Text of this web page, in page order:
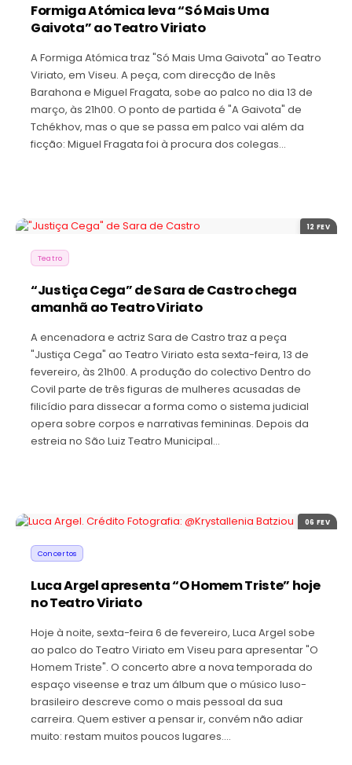
Formiga Atómica leva “Só Mais Uma
Gaivota” ao Teatro Viriato
A Formiga Atómica traz "Só Mais Uma Gaivota" ao Teatro
Viriato, em Viseu. A peça, com direcção de Inês
Barahona e Miguel Fragata, sobe ao palco no dia 13 de
março, às 21h00. O ponto de partida é "A Gaivota" de
Tchékhov, mas o que se passa em palco vai além da
ficção: Miguel Fragata foi à procura dos colegas…
12 FEV
Teatro
“Justiça Cega” de Sara de Castro chega
amanhã ao Teatro Viriato
A encenadora e actriz Sara de Castro traz a peça
"Justiça Cega" ao Teatro Viriato esta sexta-feira, 13 de
fevereiro, às 21h00. A produção do colectivo Dentro do
Covil parte de três figuras de mulheres acusadas de
filicídio para dissecar a forma como o sistema judicial
opera sobre corpos e narrativas femininas. Depois da
estreia no São Luiz Teatro Municipal…
06 FEV
Concertos
Luca Argel apresenta “O Homem Triste” hoje
no Teatro Viriato
Hoje à noite, sexta-feira 6 de fevereiro, Luca Argel sobe
ao palco do Teatro Viriato em Viseu para apresentar "O
Homem Triste". O concerto abre a nova temporada do
espaço viseense e traz um álbum que o músico luso-
brasileiro descreve como o mais pessoal da sua
carreira. Quem estiver a pensar ir, convém não adiar
muito: restam muitos poucos lugares.…